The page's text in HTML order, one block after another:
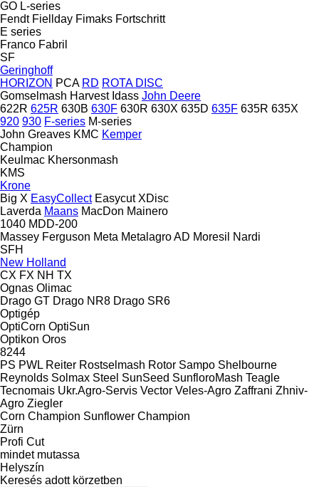
GO L-series
Fendt Fiellday Fimaks Fortschritt
E series
Franco Fabril
SF
Geringhoff
HORIZON PCA RD ROTA DISC
Gomselmash Harvest Idass John Deere
622R 625R 630B 630F 630R 630X 635D 635F 635R 635X
920 930 F-series M-series
John Greaves KMC Kemper
Champion
Keulmac Khersonmash
KMS
Krone
Big X EasyCollect Easycut XDisc
Laverda Maans MacDon Mainero
1040 MDD-200
Massey Ferguson Meta Metalagro AD Moresil
Nardi
SFH
New Holland
CX FX NH TX
Ognas Olimac
Drago GT Drago NR8 Drago SR6
Optigép
OptiCorn OptiSun
Optikon Oros
8244
PS PWL Reiter Rostselmash Rotor Sampo Shelbourne
Reynolds Solmax Steel SunSeed SunfloroMash Teagle
Tecnomais Ukr.Agro-Servis Vector Veles-Agro Zaffrani Zhniv-
Agro Ziegler
Corn Champion Sunflower Champion
Zürn
Profi Cut
mindet mutassa
Helyszín
Keresés adott körzetben